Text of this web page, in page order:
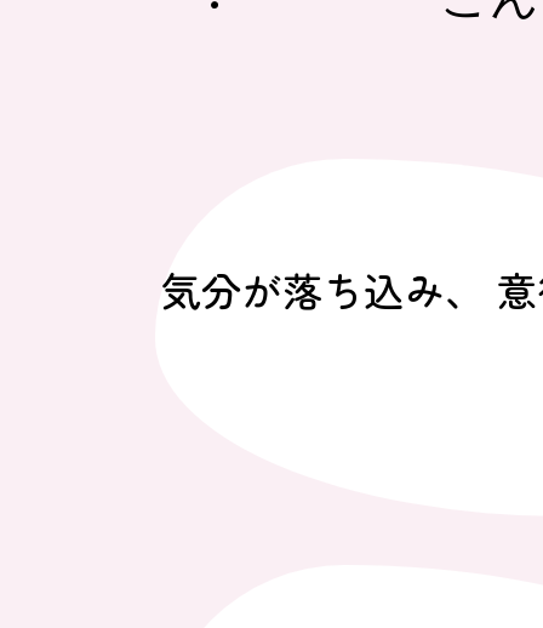
気分が落ち込み、